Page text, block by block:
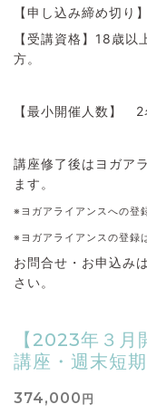
【申し込み締め切り】
【受講資格】18歳
方。
【最小開催人数】 2
講座修了後はヨガア
ます。
※ヨガアライアンスへの登
※ヨガアライアンスの登録
お問合せ・お申込み
さい。
【2023年３
講座・週末短
374,000 円